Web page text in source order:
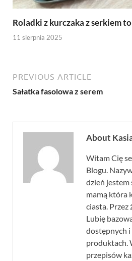
Roladki z kurczaka z serkiem
11 sierpnia 2025
PREVIOUS ARTICLE
Sałatka fasolowa z serem
About
Witam Cię
Blogu.
dzień jestem
mamą która
ciasta. Przez
Lubię
dostępnych
produktach.
przepisów